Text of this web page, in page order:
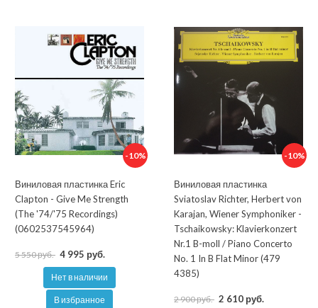
-10%
Виниловая пластинка Eric
Clapton - Give Me Strength
(The '74/'75 Recordings)
(0602537545964)
5 550 руб. 4 995 руб.
Нет в наличии
В избранное
-10%
Виниловая пластинка
Sviatoslav Richter, Herbert von
Karajan, Wiener Symphoniker ‎-
Tschaikowsky: Klavierkonzert
Nr.1 B-moll / Piano Concerto
No. 1 In B Flat Minor (479
4385)
2 900 руб. 2 610 руб.